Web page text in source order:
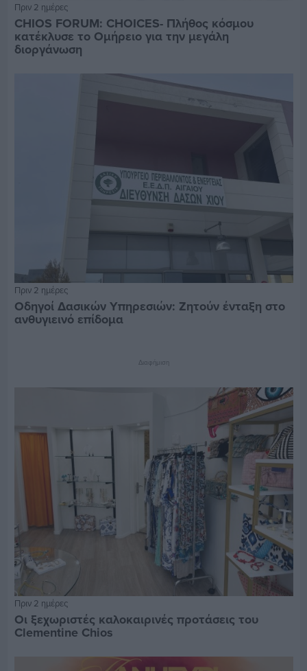
Πριν 2 ημέρες
CHIOS FORUM: CHOICES- Πλήθος κόσμου
κατέκλυσε το Ομήρειο για την μεγάλη
διοργάνωση
Πριν 2 ημέρες
Οδηγοί Δασικών Υπηρεσιών: Ζητούν ένταξη στο
ανθυγιεινό επίδομα
Διαφήμιση
Πριν 2 ημέρες
Οι ξεχωριστές καλοκαιρινές προτάσεις του
Clementine Chios